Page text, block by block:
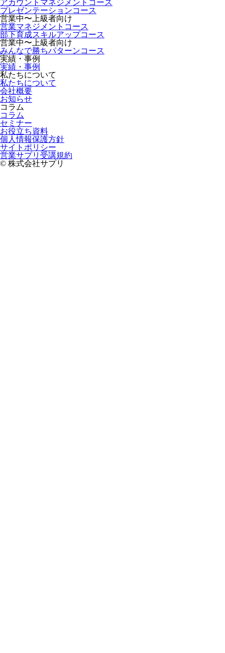
アカウントマネジメントコース
プレゼンテーションコース
営業中〜上級者向け
営業マネジメントコース
部下育成スキルアップコース
営業中〜上級者向け
みんなで勝ちパターンコース
実績・事例
実績・事例
私たちについて
私たちについて
会社概要
お知らせ
コラム
コラム
セミナー
お役立ち資料
個人情報保護方針
サイトポリシー
営業サプリ受講規約
© 株式会社サプリ